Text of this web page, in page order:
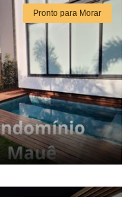
Pronto para Morar